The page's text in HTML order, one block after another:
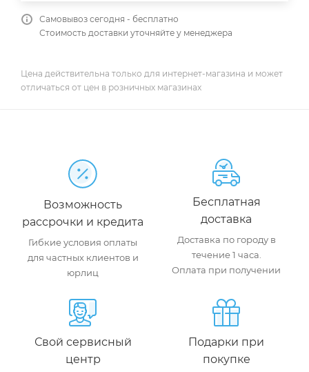
Самовывоз сегодня - бесплатно
Стоимость доставки уточняйте у менеджера
Цена действительна только для интернет-магазина и может
отличаться от цен в розничных магазинах
Возможность
рассрочки и кредита
Гибкие условия оплаты
для частных клиентов и
юрлиц
Бесплатная
доставка
Доставка по городу в
течение 1 часа.
Оплата при получении
Свой сервисный
центр
Подарки при
покупке